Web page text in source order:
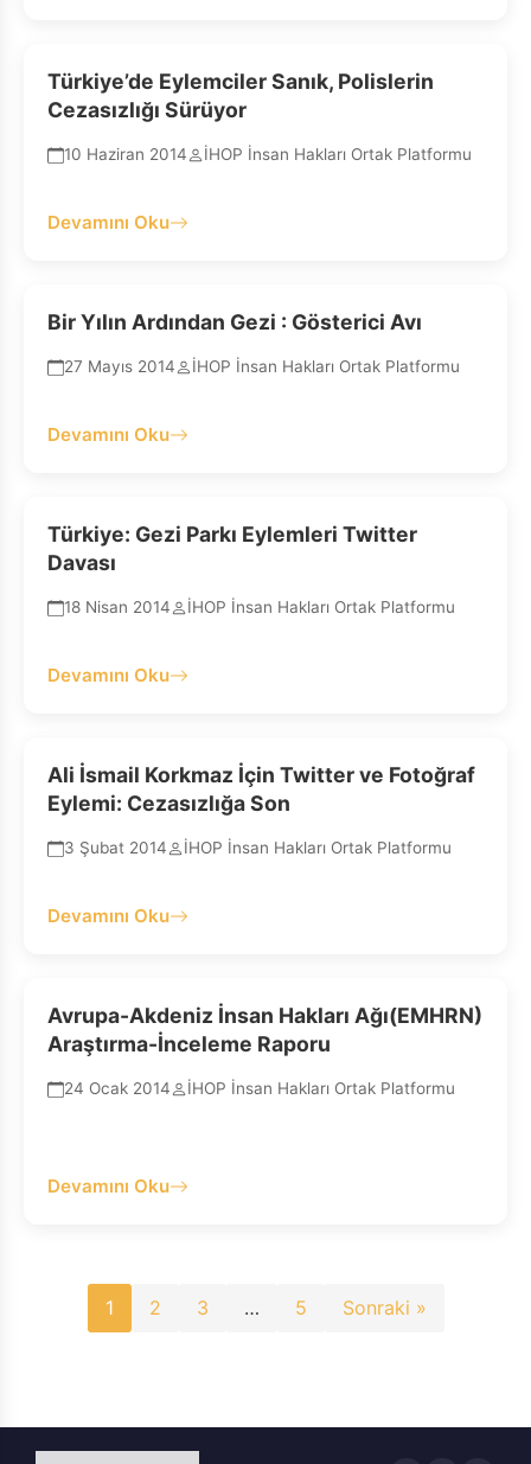
Türkiye’de Eylemciler Sanık, Polislerin
Cezasızlığı Sürüyor
10 Haziran 2014 İHOP İnsan Hakları Ortak Platformu
Devamını Oku
Bir Yılın Ardından Gezi : Gösterici Avı
27 Mayıs 2014 İHOP İnsan Hakları Ortak Platformu
Devamını Oku
Türkiye: Gezi Parkı Eylemleri Twitter
Davası
18 Nisan 2014 İHOP İnsan Hakları Ortak Platformu
Devamını Oku
Ali İsmail Korkmaz İçin Twitter ve Fotoğraf
Eylemi: Cezasızlığa Son
3 Şubat 2014 İHOP İnsan Hakları Ortak Platformu
Devamını Oku
Avrupa-Akdeniz İnsan Hakları Ağı(EMHRN)
Araştırma-İnceleme Raporu
24 Ocak 2014 İHOP İnsan Hakları Ortak Platformu
Devamını Oku
Yazı
1 2 3 … 5 Sonraki »